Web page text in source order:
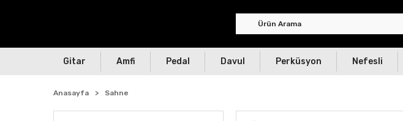
Gitar Amfi Pedal Davul Perküsyon Nefesli
Anasayfa Sahne